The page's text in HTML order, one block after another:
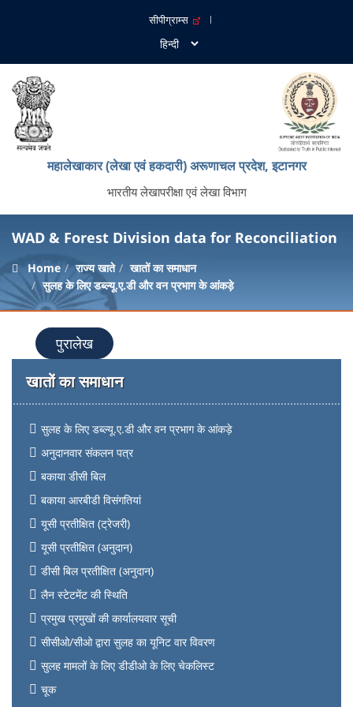
सीपीग्राम्स
महालेखाकार (लेखा एवं हकदारी) अरूणाचल प्रदेश, इटानगर
भारतीय लेखापरीक्षा एवं लेखा विभाग
WAD & Forest Division data for Reconciliation
Home राज्य खाते
खातों का समाधान
सुलह के लिए डब्ल्यू.ए.डी और वन प्रभाग के आंकड़े
पुरालेख
खातों का समाधान
सुलह के लिए डब्ल्यू.ए.डी और वन प्रभाग के आंकड़े
अनुदानवार संकलन पत्र
बकाया डीसी बिल
बकाया आरबीडी विसंगतियां
यूसी प्रतीक्षित (ट्रेजरी)
यूसी प्रतीक्षित (अनुदान)
डीसी बिल प्रतीक्षित (अनुदान)
लैन स्टेटमेंट की स्थिति
प्रमुख प्रमुखों की कार्यालयवार सूची
सीसीओ/सीओ द्वारा सुलह का यूनिट वार विवरण
सुलह मामलों के लिए डीडीओ के लिए चेकलिस्ट
चूक